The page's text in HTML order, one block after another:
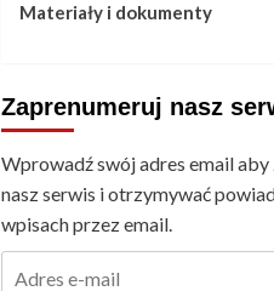
Materiały i dokumenty
Zaprenumeruj nasz
Wprowadź swój adres email
nasz serwis i otrzymywać
wpisach przez email.